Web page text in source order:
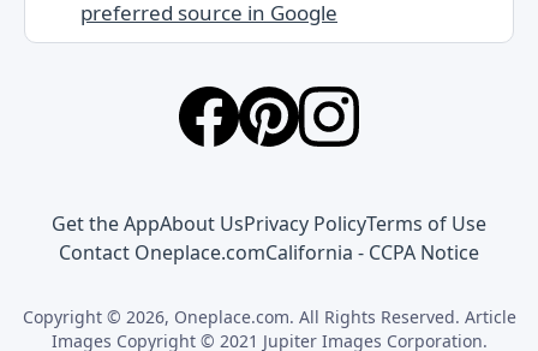
preferred source in Google
Get the AppAbout UsPrivacy PolicyTerms of Use
Contact Oneplace.comCalifornia - CCPA Notice
Copyright © 2026, Oneplace.com. All Rights Reserved. Article
Images Copyright © 2021 Jupiter Images Corporation.